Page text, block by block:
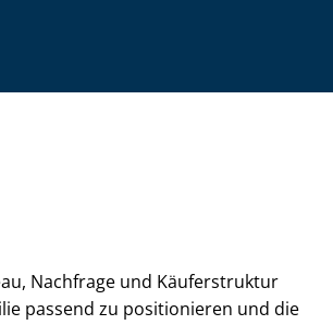
Nachfrage und Käuferstruktur
passend zu positionieren und die